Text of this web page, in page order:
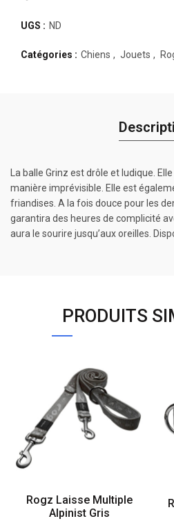
UGS : ND
Catégories : Chiens , Jouets ,
La balle Grinz est drôle et ludique.
manière imprévisible. Elle est
friandises. A la fois douce pour les
garantira des heures de complicité
aura le sourire jusqu’aux oreilles.
PRODUITS
Rogz Laisse Multiple
Alpinist Gris